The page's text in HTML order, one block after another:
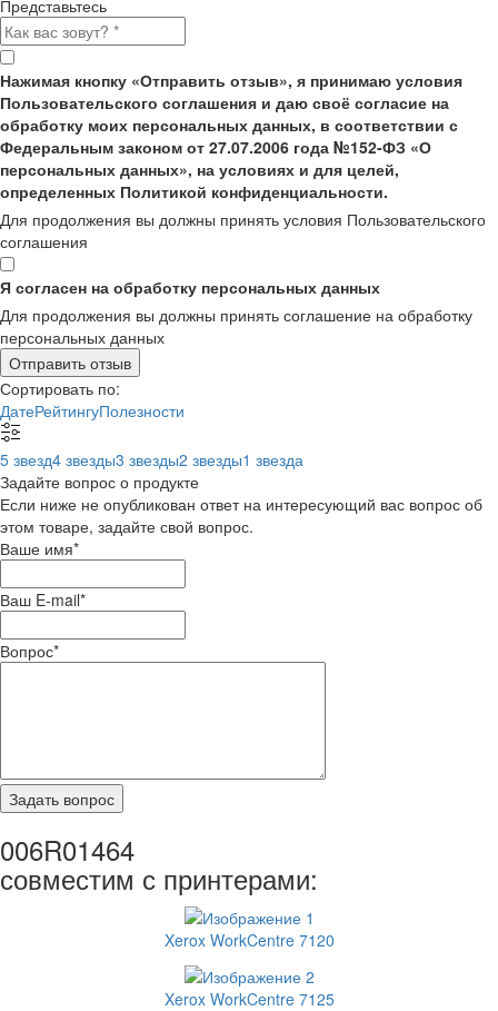
Представьтесь
Нажимая кнопку «Отправить отзыв», я принимаю условия
Пользовательского соглашения и даю своё согласие на
обработку моих персональных данных, в соответствии с
Федеральным законом от 27.07.2006 года №152-ФЗ «О
персональных данных», на условиях и для целей,
определенных Политикой конфиденциальности.
Для продолжения вы должны принять условия Пользовательского
соглашения
Я согласен на обработку персональных данных
Для продолжения вы должны принять соглашение на обработку
персональных данных
Отправить отзыв
Сортировать по:
ДатеРейтингуПолезности
5 звезд4 звезды3 звезды2 звезды1 звезда
Задайте вопрос о продукте
Если ниже не опубликован ответ на интересующий вас вопрос об
этом товаре, задайте свой вопрос.
Ваше имя*
Ваш E-mail*
Вопрос*
006R01464
совместим с принтерами:
Xerox WorkCentre 7120
Xerox WorkCentre 7125